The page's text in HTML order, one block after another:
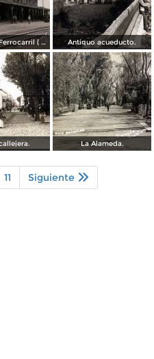
Estacion del Ferrocarril ( Circulada el 19 de Diciembre de 1927 ). Antiguo acueducto.
La Alameda.
11 Siguiente